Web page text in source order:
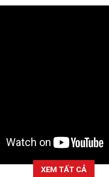
XEM TẤT CẢ